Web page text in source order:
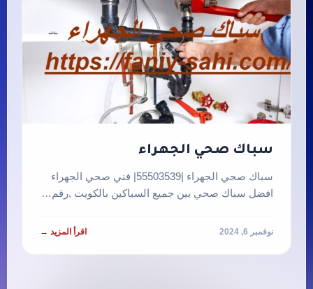
سباك صحي الجهراء
سباك صحي الجهراء |55503539| فني صحي الجهراء
افضل سباك صحي بين جميع السباكين بالكويت ,رقم…
نوفمبر 6, 2024 اقرأ المزيد →